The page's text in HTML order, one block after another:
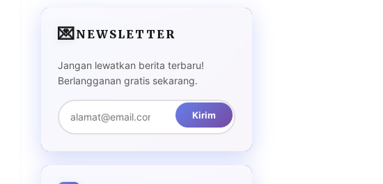
💌NEWSLETTER
Jangan lewatkan berita terbaru!
Berlangganan gratis sekarang.
Kirim